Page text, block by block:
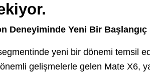
Deneyiminde Yeni Bir Başlangıç
yeni bir dönemi temsil
önemli gelişmelerle gelen Mate X6,